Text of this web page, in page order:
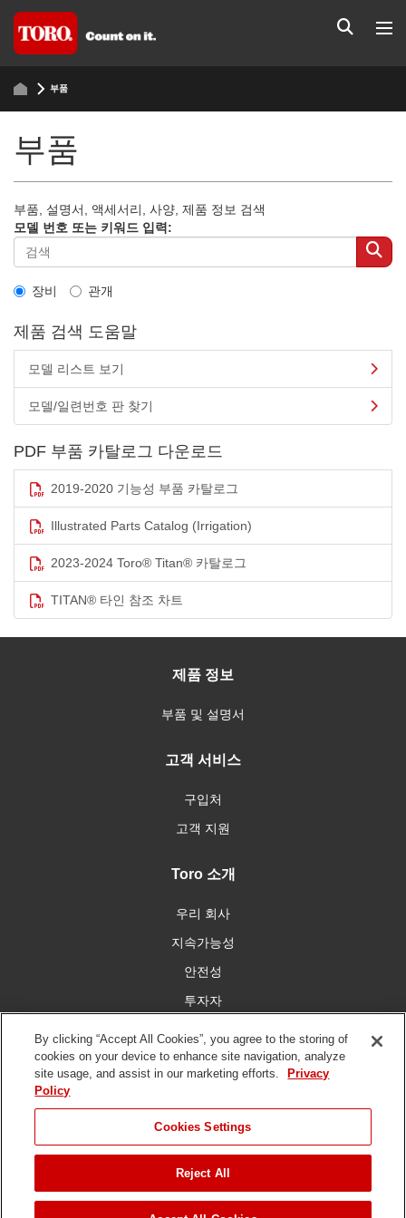
부품
부품
부품, 설명서, 액세서리, 사양, 제품 정보 검색
모델 번호 또는 키워드 입력:
장비 관개
제품 검색 도움말
모델 리스트 보기
모델/일련번호 판 찾기
PDF 부품 카탈로그 다운로드
2019-2020 기능성 부품 카탈로그
Illustrated Parts Catalog (Irrigation)
2023-2024 Toro® Titan® 카탈로그
TITAN® 타인 참조 차트
제품 정보
부품 및 설명서
고객 서비스
구입처
고객 지원
Toro 소개
우리 회사
지속가능성
안전성
투자자
우리와 함께 연결
이용 약관 개인 정보 보호 정책 DMCA/저작권 정책
저작권 ©2026 토로 회사. 모든 권리 보유.
By clicking “Accept All Cookies”, you agree to the storing of
cookies on your device to enhance site navigation, analyze
site usage, and assist in our marketing efforts.
Privacy
Policy
Cookies Settings
Reject All